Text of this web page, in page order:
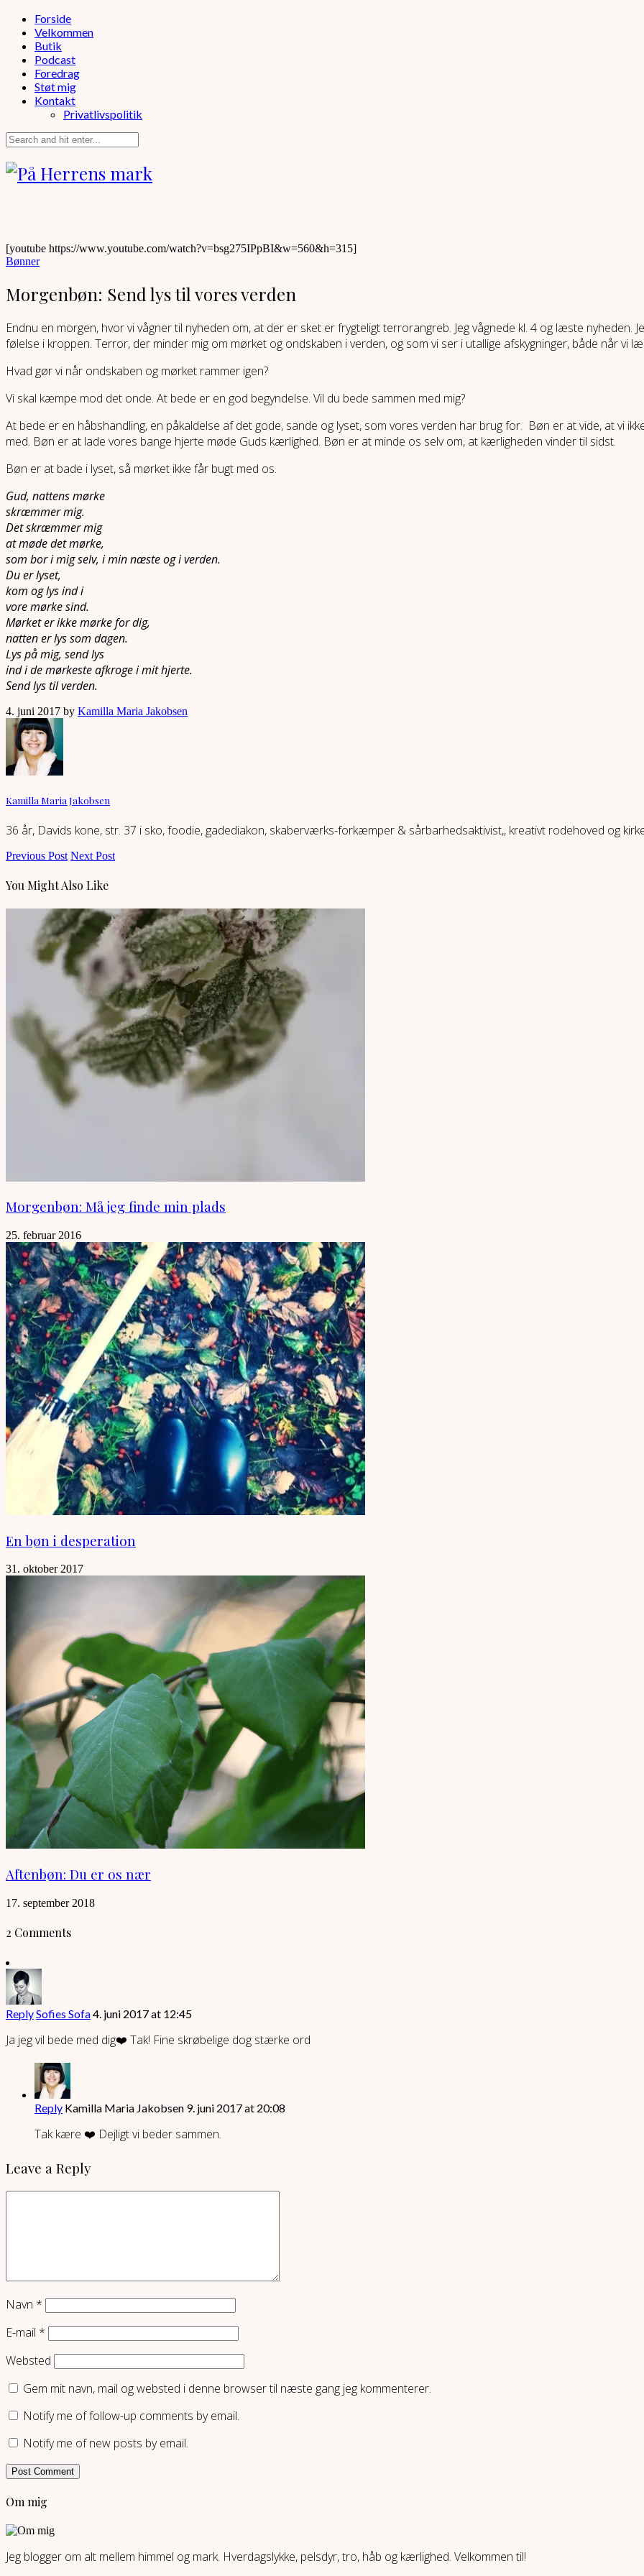
Forside
Velkommen
Butik
Podcast
Foredrag
Støt mig
Kontakt
Privatlivspolitik
[youtube https://www.youtube.com/watch?v=bsg275IPpBI&w=560&h=315]
Bønner
Morgenbøn: Send lys til vores verden
Endnu en morgen, hvor vi vågner til nyheden om, at der er sket er frygteligt terrorangreb. Jeg vågnede kl. 4 og læste nyheden.
følelse i kroppen. Terror, der minder mig om mørket og ondskaben i verden, og som vi ser i utallige afskygninger, både når vi
Hvad gør vi når ondskaben og mørket rammer igen?
Vi skal kæmpe mod det onde. At bede er en god begyndelse. Vil du bede sammen med mig?
At bede er en håbshandling, en påkaldelse af det gode, sande og lyset, som vores verden har brug for. Bøn er at vide, at vi
med. Bøn er at lade vores bange hjerte møde Guds kærlighed. Bøn er at minde os selv om, at kærligheden vinder til sidst.
Bøn er at bade i lyset, så mørket ikke får bugt med os.
Gud, nattens mørke
skræmmer mig.
Det skræmmer mig
at møde det mørke,
som bor i mig selv, i min næste og i verden.
Du er lyset,
kom og lys ind i
vore mørke sind.
Mørket er ikke mørke for dig,
natten er lys som dagen.
Lys på mig, send lys
ind i de mørkeste afkroge i mit hjerte.
Send lys til verden.
4. juni 2017 by Kamilla Maria Jakobsen
Kamilla Maria Jakobsen
36 år, Davids kone, str. 37 i sko, foodie, gadediakon, skaberværks-forkæmper & sårbarhedsaktivist,, kreativt rodehoved og
Previous Post Next Post
You Might Also Like
Morgenbøn: Må jeg finde min plads
25. februar 2016
En bøn i desperation
31. oktober 2017
Aftenbøn: Du er os nær
17. september 2018
2 Comments
ReplySofies Sofa4. juni 2017 at 12:45
Ja jeg vil bede med dig❤️ Tak! Fine skrøbelige dog stærke ord
Reply Kamilla Maria Jakobsen 9. juni 2017 at 20:08
Tak kære ❤️ Dejligt vi beder sammen.
Leave a Reply
Navn *
E-mail *
Websted
Gem mit navn, mail og websted i denne browser til næste gang jeg kommenterer.
Notify me of follow-up comments by email.
Notify me of new posts by email.
Om mig
Jeg blogger om alt mellem himmel og mark. Hverdagslykke, pelsdyr, tro, håb og kærlighed. Velkommen til!